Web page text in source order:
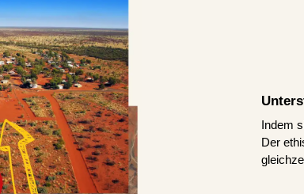
Indem
Der